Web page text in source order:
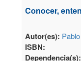
Conocer,
Autor(es):
ISBN:
Dependencia(s):